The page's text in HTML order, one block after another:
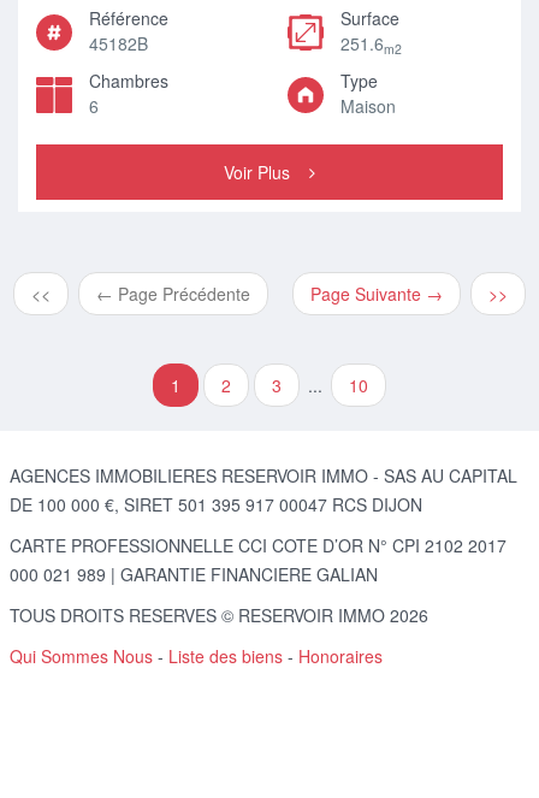
Référence
45182B
Surface
251.6m2
Chambres
6
Type
Maison
Voir Plus
<< ← Page Précédente Page Suivante → >>
1 2 3 ... 10
AGENCES IMMOBILIERES RESERVOIR IMMO - SAS AU CAPITAL
DE 100 000 €, SIRET 501 395 917 00047 RCS DIJON
CARTE PROFESSIONNELLE CCI COTE D’OR N° CPI 2102 2017
000 021 989 | GARANTIE FINANCIERE GALIAN
TOUS DROITS RESERVES © RESERVOIR IMMO 2026
Qui Sommes Nous - Liste des biens - Honoraires